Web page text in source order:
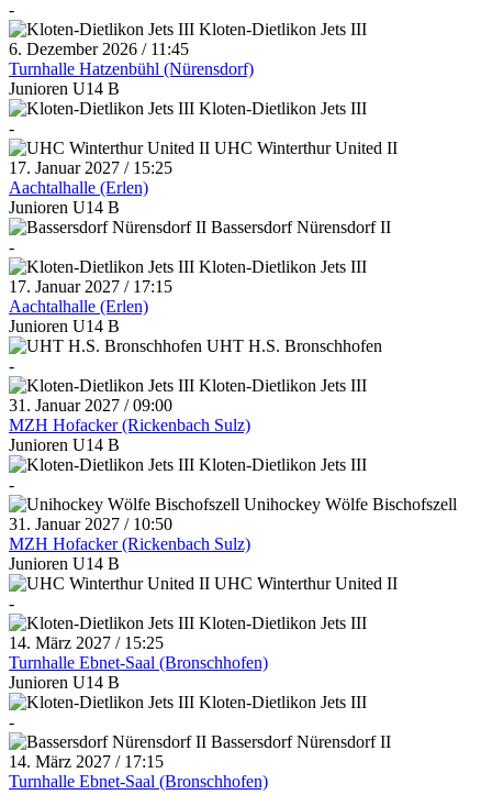
-
Kloten-Dietlikon Jets III
6. Dezember 2026 / 11:45
Turnhalle Hatzenbühl (Nürensdorf)
Junioren U14 B
Kloten-Dietlikon Jets III
-
UHC Winterthur United II
17. Januar 2027 / 15:25
Aachtalhalle (Erlen)
Junioren U14 B
Bassersdorf Nürensdorf II
-
Kloten-Dietlikon Jets III
17. Januar 2027 / 17:15
Aachtalhalle (Erlen)
Junioren U14 B
UHT H.S. Bronschhofen
-
Kloten-Dietlikon Jets III
31. Januar 2027 / 09:00
MZH Hofacker (Rickenbach Sulz)
Junioren U14 B
Kloten-Dietlikon Jets III
-
Unihockey Wölfe Bischofszell
31. Januar 2027 / 10:50
MZH Hofacker (Rickenbach Sulz)
Junioren U14 B
UHC Winterthur United II
-
Kloten-Dietlikon Jets III
14. März 2027 / 15:25
Turnhalle Ebnet-Saal (Bronschhofen)
Junioren U14 B
Kloten-Dietlikon Jets III
-
Bassersdorf Nürensdorf II
14. März 2027 / 17:15
Turnhalle Ebnet-Saal (Bronschhofen)